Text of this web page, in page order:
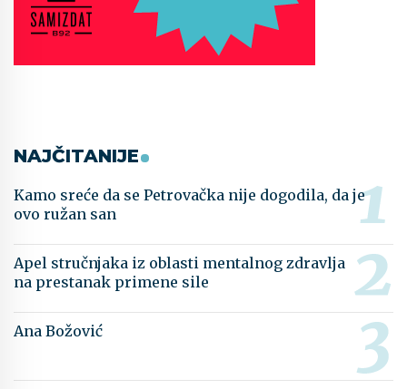
NAJČITANIJE
Kamo sreće da se Petrovačka nije dogodila, da je
ovo ružan san
Apel stručnjaka iz oblasti mentalnog zdravlja
na prestanak primene sile
Ana Božović